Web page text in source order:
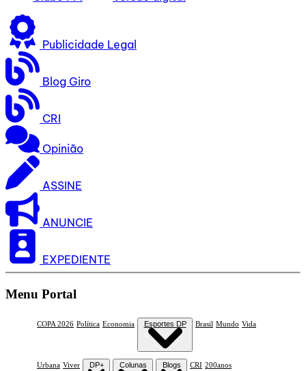
Publicidade Legal
Blog Giro
CRI
Opinião
ASSINE
ANUNCIE
EXPEDIENTE
Menu Portal
COPA 2026 Política Economia Esportes DP Brasil Mundo Vida
Urbana Viver DP+ Colunas Blogs CRI 200anos